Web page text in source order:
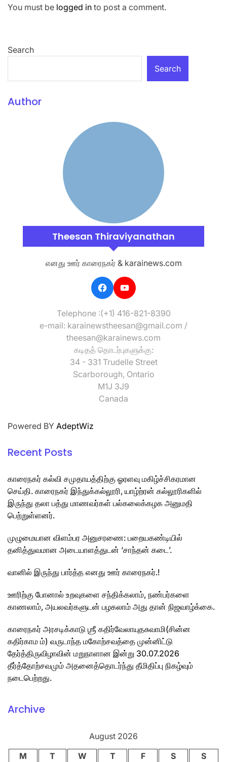
You must be logged in to post a comment.
Search
Search
Author
Theesan Thiraviyanathan
எனது ஊர் காரைநகர் & karainews.com
Telephone :(+1) 416-821-8390
e-mail: karainewstheesan@gmail.com /
theesan@karainews.com
கடிதத் தொடர்புகளுக்கு:
34 - 331 Trudelle Street
Scarborough, Ontario
M1J 3J9
Canada
Powered BY AdeptWiz
Recent Posts
காரைநகர் கல்வி சமுதாயத்திற்கு ஓரளவு மகிழ்ச்சிகரமான
செய்தி. காரைநகர் இந்துக்கல்லூரி, யாழ்ற்ரன் கல்லூரிகளில்
இருந்து தலா பத்து மாணவர்கள் பல்கலைக்கழக அனுமதி
பெற்றுள்ளனர்.
முழுமையான விளம்பர அனுசரணை: பறையகண்டியில்
தனித்துவமான அடையாளத்துடன் ‘சாந்தன் கடை’.
வானில் இருந்து பார்த்த எனது ஊர் காரைநகர்.!
ஊரிற்கு போனால் உறவுகளை சந்திக்கலாம், நண்பர்களை
காணலாம், அயலவர்களுடன் பழகலாம் அது தான் நிஜவாழ்க்கை.
காரைநகர் அரசடிக்காடு ஶ்ரீ கதிர்வேலாயுதசுவாமி(சின்ன
கதிர்காம ம்) வருடாந்த மகோற்சவத்தை முன்னிட்டு
தேர்த்திருவிழாவின் மறுநாளான இன்று 30.07.2026
தீர்த்தோற்சவமும் அதனைத்தொடர்ந்து தீமிதிப்பு நிகழ்வும்
நடைபெற்றது.
Archive
August 2026
M
T W T F S
S